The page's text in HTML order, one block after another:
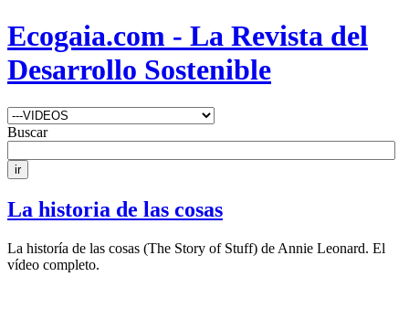
Ecogaia.com - La Revista del
Desarrollo Sostenible
Buscar
La historia de las cosas
La historía de las cosas (The Story of Stuff) de Annie Leonard. El
vídeo completo.